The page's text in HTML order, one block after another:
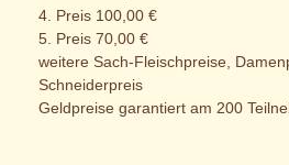
4. Preis 100,00 €
5. Preis 70,00 €
weitere Sach-Fleischpreise,
Schneiderpreis
Geldpreise garantiert am 200